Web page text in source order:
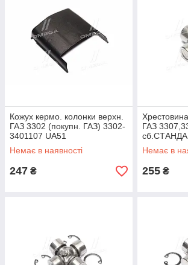
Кожух кермо. колонки верхн.
ГАЗ 3302 (покупн. ГАЗ) 3302-
3401107 UA51
Немає в наявності
247 ₴
ГАЗ
UA51
Немає в
255 ₴